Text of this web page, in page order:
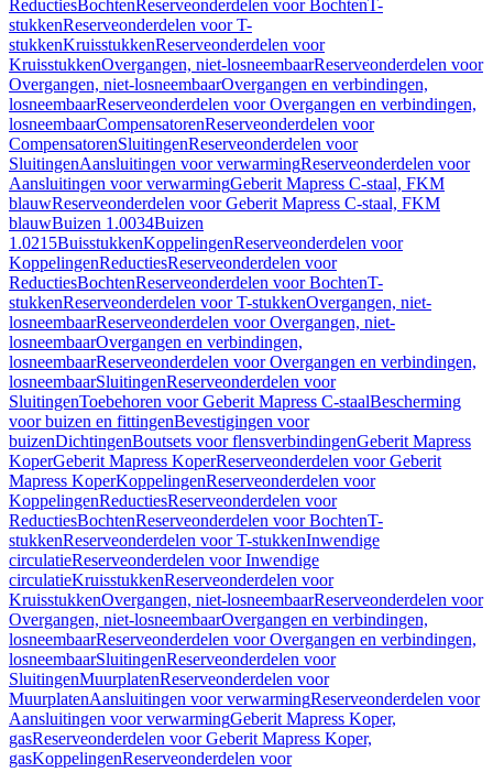
ReductiesBochtenReserveonderdelen voor BochtenT-
stukkenReserveonderdelen voor T-
stukkenKruisstukkenReserveonderdelen voor
KruisstukkenOvergangen, niet-losneembaarReserveonderdelen voor
Overgangen, niet-losneembaarOvergangen en verbindingen,
losneembaarReserveonderdelen voor Overgangen en verbindingen,
losneembaarCompensatorenReserveonderdelen voor
CompensatorenSluitingenReserveonderdelen voor
SluitingenAansluitingen voor verwarmingReserveonderdelen voor
Aansluitingen voor verwarmingGeberit Mapress C-staal, FKM
blauwReserveonderdelen voor Geberit Mapress C-staal, FKM
blauwBuizen 1.0034Buizen
1.0215BuisstukkenKoppelingenReserveonderdelen voor
KoppelingenReductiesReserveonderdelen voor
ReductiesBochtenReserveonderdelen voor BochtenT-
stukkenReserveonderdelen voor T-stukkenOvergangen, niet-
losneembaarReserveonderdelen voor Overgangen, niet-
losneembaarOvergangen en verbindingen,
losneembaarReserveonderdelen voor Overgangen en verbindingen,
losneembaarSluitingenReserveonderdelen voor
SluitingenToebehoren voor Geberit Mapress C-staalBescherming
voor buizen en fittingenBevestigingen voor
buizenDichtingenBoutsets voor flensverbindingenGeberit Mapress
KoperGeberit Mapress KoperReserveonderdelen voor Geberit
Mapress KoperKoppelingenReserveonderdelen voor
KoppelingenReductiesReserveonderdelen voor
ReductiesBochtenReserveonderdelen voor BochtenT-
stukkenReserveonderdelen voor T-stukkenInwendige
circulatieReserveonderdelen voor Inwendige
circulatieKruisstukkenReserveonderdelen voor
KruisstukkenOvergangen, niet-losneembaarReserveonderdelen voor
Overgangen, niet-losneembaarOvergangen en verbindingen,
losneembaarReserveonderdelen voor Overgangen en verbindingen,
losneembaarSluitingenReserveonderdelen voor
SluitingenMuurplatenReserveonderdelen voor
MuurplatenAansluitingen voor verwarmingReserveonderdelen voor
Aansluitingen voor verwarmingGeberit Mapress Koper,
gasReserveonderdelen voor Geberit Mapress Koper,
gasKoppelingenReserveonderdelen voor